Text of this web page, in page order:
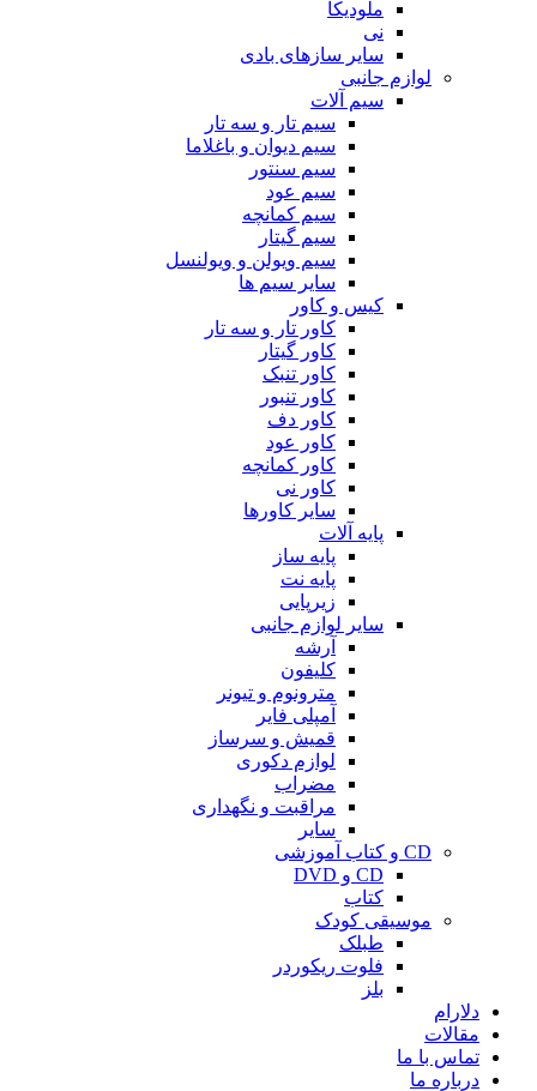
ملودیکا
نی
سایر سازهای بادی
لوازم جانبی
سیم آلات
سیم تار و سه تار
سیم دیوان و باغلاما
سیم سنتور
سیم عود
سیم کمانچه
سیم گیتار
سیم ویولن و ویولنسل
سایر سیم ها
کیس و کاور
کاور تار و سه تار
کاور گیتار
کاور تنبک
کاور تنبور
کاور دف
کاور عود
کاور کمانچه
کاور نی
سایر کاورها
پایه آلات
پایه ساز
پایه نت
زیرپایی
سایر لوازم جانبی
آرشه
کلیفون
مترونوم و تیونر
آمپلی فایر
قمیش و سرساز
لوازم دکوری
مضراب
مراقبت و نگهداری
سایر
CD و کتاب آموزشی
CD و DVD
کتاب
موسیقی کودک
طبلک
فلوت ریکوردر
بلز
دلارام
مقالات
تماس با ما
درباره ما